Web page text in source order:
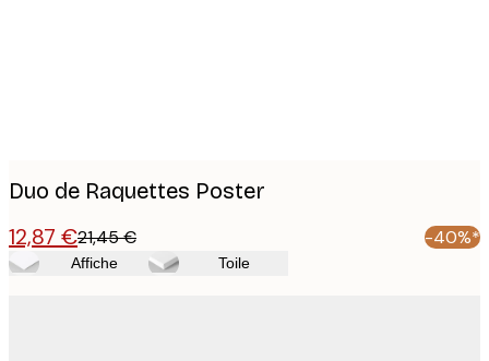
Duo de Raquettes Poster
12,87 €21,45 € -40%*
Affiche Toile